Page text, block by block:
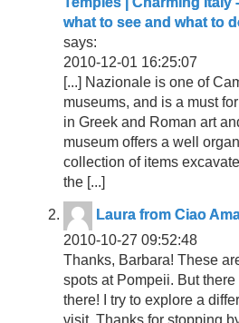
what to see and what to
says:
2010-12-01 16:25:07
[...] Nazionale is one of
museums, and is a must
in Greek and Roman art
museum offers a well
collection of items
the [...]
Laura from Ciao
2010-10-27 09:52:48
Thanks, Barbara! These
spots at Pompeii. But
there! I try to explore a
visit. Thanks for stopping